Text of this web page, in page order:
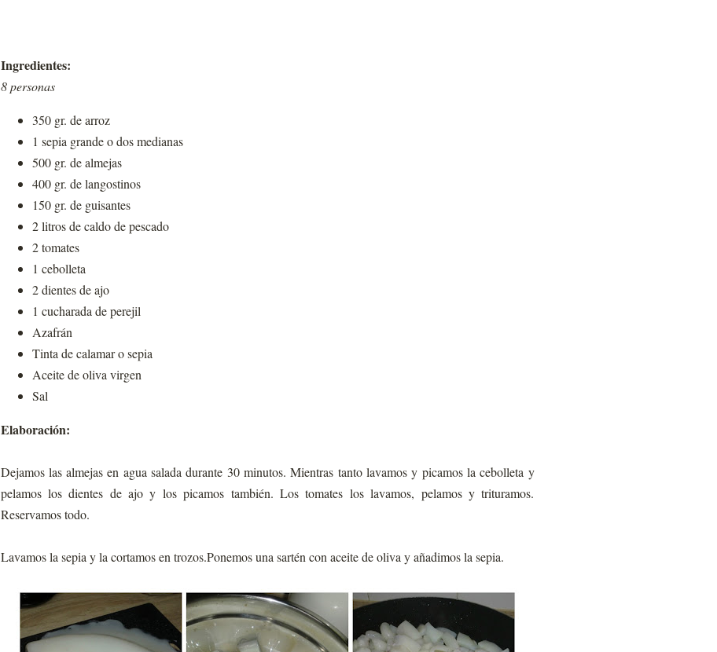
Ingredientes:
8 personas
350 gr. de arroz
1 sepia grande o dos medianas
500 gr. de almejas
400 gr. de langostinos
150 gr. de guisantes
2 litros de caldo de pescado
2 tomates
1 cebolleta
2 dientes de ajo
1 cucharada de perejil
Azafrán
Tinta de calamar o sepia
Aceite de oliva virgen
Sal
Elaboración:
Dejamos las almejas en agua salada durante 30 minutos. Mientras tanto lavamos y picamos la cebolleta y
pelamos los dientes de ajo y los picamos también. Los tomates los lavamos, pelamos y trituramos.
Reservamos todo.
Lavamos la sepia y la cortamos en trozos.Ponemos una sartén con aceite de oliva y añadimos la sepia.